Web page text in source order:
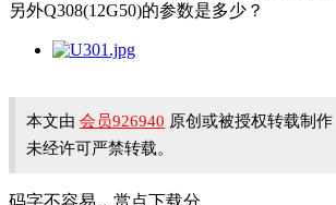
另外Q308(12G50)的参数是多少？
本文由 会员926940 原创或被授权转载制
未经许可严禁转载。